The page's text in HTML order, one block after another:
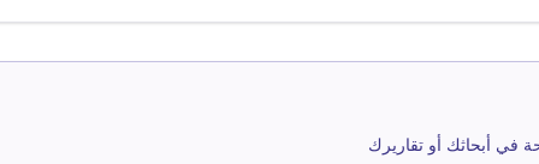
في أبحاثك أو تقاريرك